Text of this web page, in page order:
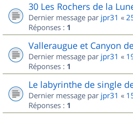
30 Les Rochers de la
Dernier message par jpr31 «
Réponses : 1
Valleraugue et Canyon
Dernier message par jpr31 «
Réponses : 1
Le labyrinthe de single
Dernier message par jpr31 «
Réponses : 1